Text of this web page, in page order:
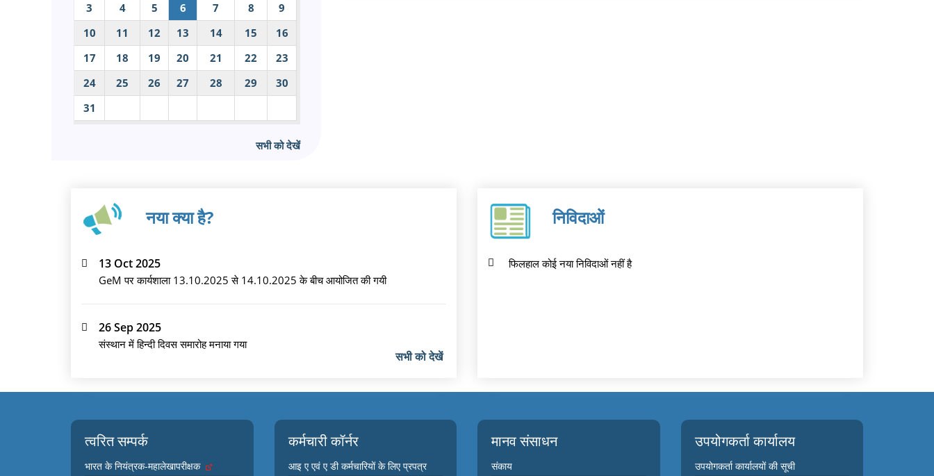
3
4 5 6 7 8
9
10
11 12 13 14 15
16
17
18 19 20 21 22
23
24
25 26 27 28 29
30
31
सभी को देखें
नया क्या है?
13 Oct 2025
GeM पर कार्यशाला 13.10.2025 से 14.10.2025 के बीच आयोजित की गयी
26 Sep 2025
संस्थान में हिन्दी दिवस समारोह मनाया गया
सभी को देखें
निविदाओं
फिलहाल कोई नया निविदाओं नहीं है
त्वरित सम्पर्क
भारत के नियंत्रक-महालेखापरीक्षक
कर्मचारी कॉर्नर
आइ ए एवं ए डी कर्मचारियों के लिए प्रपत्र
मानव संसाधन
संकाय
उपयोगकर्ता कार्यालय
उपयोगकर्ता कार्यालयों की सूची